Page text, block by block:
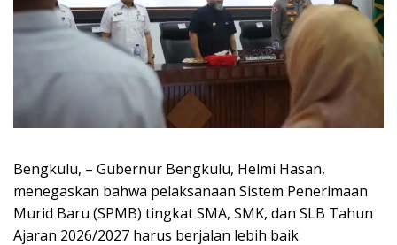
Bengkulu, – Gubernur Bengkulu, Helmi Hasan,
menegaskan bahwa pelaksanaan Sistem Penerimaan
Murid Baru (SPMB) tingkat SMA, SMK, dan SLB Tahun
Ajaran 2026/2027 harus berjalan lebih baik